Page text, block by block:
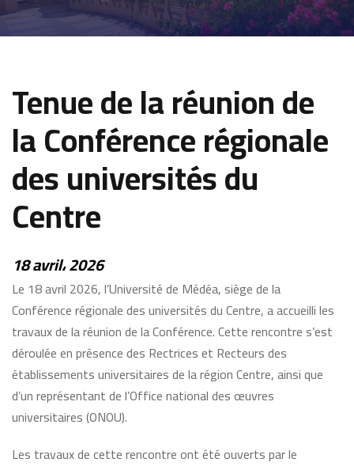
Tenue de la réunion de
la Conférence régionale
des universités du
Centre
18 avril، 2026
Le 18 avril 2026, l’Université de Médéa, siège de la
Conférence régionale des universités du Centre, a accueilli les
travaux de la réunion de la Conférence. Cette rencontre s’est
déroulée en présence des Rectrices et Recteurs des
établissements universitaires de la région Centre, ainsi que
d’un représentant de l’Office national des œuvres
universitaires (ONOU).
Les travaux de cette rencontre ont été ouverts par le